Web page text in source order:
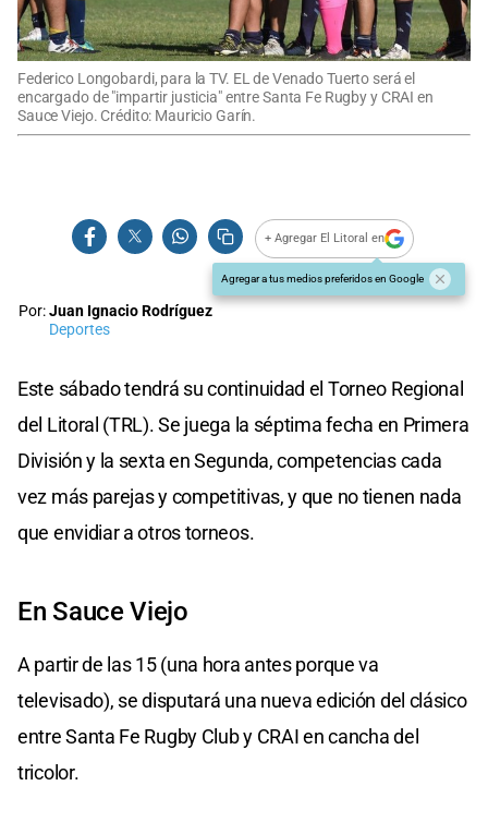
Federico Longobardi, para la TV. EL de Venado Tuerto será el
encargado de "impartir justicia" entre Santa Fe Rugby y CRAI en
Sauce Viejo. Crédito: Mauricio Garín.
+ Agregar El Litoral en
Agregar a tus medios preferidos en Google
Por:Juan Ignacio Rodríguez
Deportes
Este sábado tendrá su continuidad el Torneo Regional
del Litoral (TRL). Se juega la séptima fecha en Primera
División y la sexta en Segunda, competencias cada
vez más parejas y competitivas, y que no tienen nada
que envidiar a otros torneos.
En Sauce Viejo
A partir de las 15 (una hora antes porque va
televisado), se disputará una nueva edición del clásico
entre Santa Fe Rugby Club y CRAI en cancha del
tricolor.